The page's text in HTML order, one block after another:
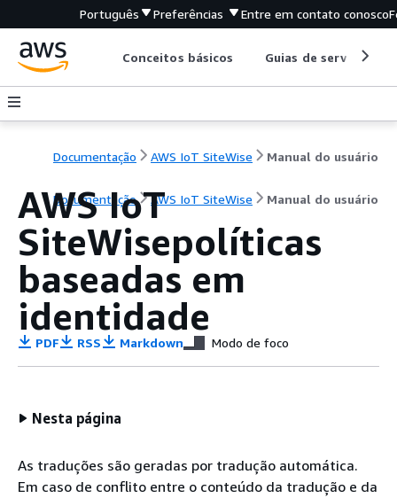
Português Preferências Entre em contato conosco
Conceitos básicos Guias de serviço
Documentação AWS IoT SiteWise Manual do usuário
Documentação AWS IoT SiteWise Manual do usuário
AWS IoT
SiteWisepolíticas
baseadas em
identidade
PDF RSS Markdown Modo de foco
Nesta página
As traduções são geradas por tradução automática.
Em caso de conflito entre o conteúdo da tradução e da